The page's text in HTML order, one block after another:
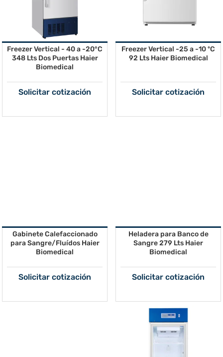
Freezer Vertical - 40 a -20°C
348 Lts Dos Puertas Haier
Biomedical
Solicitar cotización
Freezer Vertical -25 a -10 ºC
92 Lts Haier Biomedical
Solicitar cotización
Gabinete Calefaccionado
para Sangre/Fluídos Haier
Biomedical
Solicitar cotización
Heladera para Banco de
Sangre 279 Lts Haier
Biomedical
Solicitar cotización